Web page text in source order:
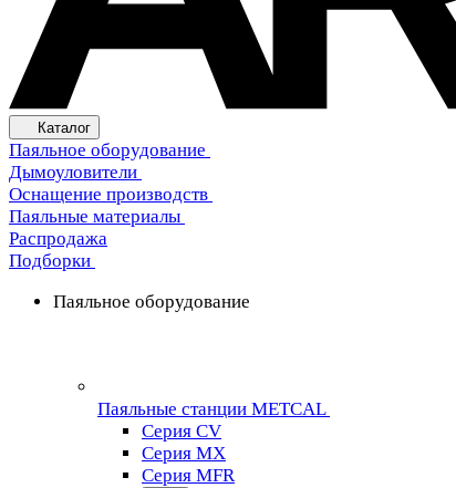
Каталог
Паяльное оборудование
Дымоуловители
Оснащение производств
Паяльные материалы
Распродажа
Подборки
Паяльное оборудование
Паяльные станции METCAL
Серия CV
Серия MX
Серия MFR